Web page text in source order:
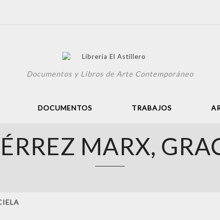
Documentos y Libros de Arte Contemporáneo
DOCUMENTOS TRABAJOS
MARX,